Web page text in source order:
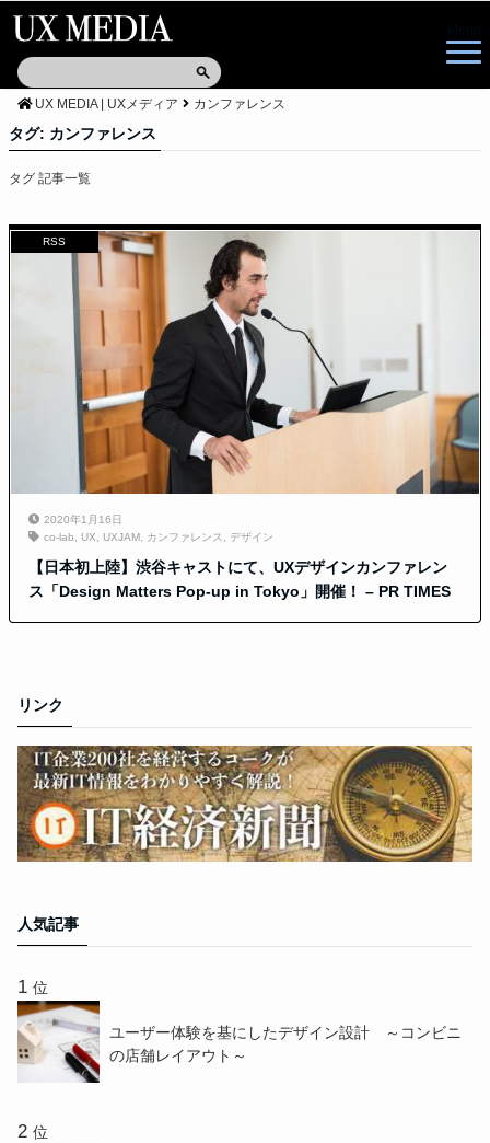
UX MEDIA | UXメディア カンファレンス
タグ: カンファレンス
タグ 記事一覧
RSS
2020年1月16日
co-lab
UX UXJAM, カンファレンス デザイン
【日本初上陸】渋谷キャストにて、UXデザインカンファレン
ス「Design Matters Pop-up in Tokyo」開催！ – PR TIMES
リンク
人気記事
位
ユーザー体験を基にしたデザイン設計 ～コンビニ
の店舗レイアウト～
位